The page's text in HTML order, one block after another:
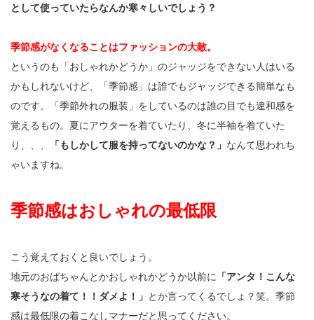
として使っていたらなんか寒々しいでしょう？
季節感がなくなることはファッションの大敵。
というのも「おしゃれかどうか」のジャッジをできない人はいる
かもしれないけど、「季節感」は誰でもジャッジできる簡単なも
のです。「季節外れの服装」をしているのは誰の目でも違和感を
覚えるもの。夏にアウターを着ていたり、冬に半袖を着ていた
り、、、
「もしかして服を持ってないのかな？」 なんて思われち
ゃいますね。
季節感はおしゃれの最低限
こう覚えておくと良いでしょう。
地元のおばちゃんとかおしゃれかどうか以前に 「アンタ！こんな
寒そうなの着て！！ダメよ！」 とか言ってくるでしょ？笑。季節
感は最低限の着こなしマナーだと思ってください。